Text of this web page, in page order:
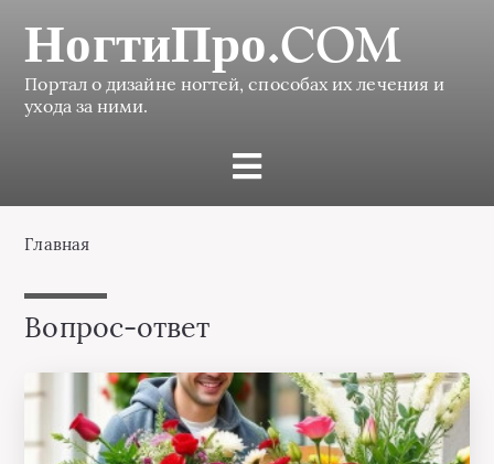
НогтиПро.COM
Портал о дизайне ногтей, способах их лечения и
ухода за ними.
Главная
Вопрос-ответ